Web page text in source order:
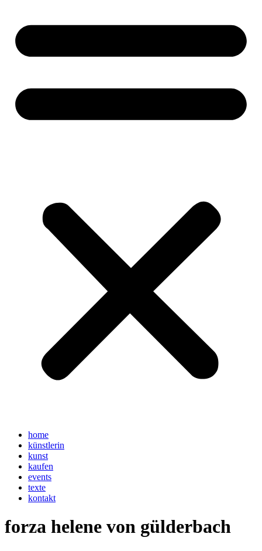
home
künstlerin
kunst
kaufen
events
texte
kontakt
forza helene von gülderbach